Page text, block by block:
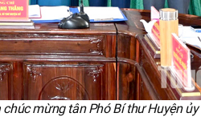
mừng tân Phó Bí thư Huyện